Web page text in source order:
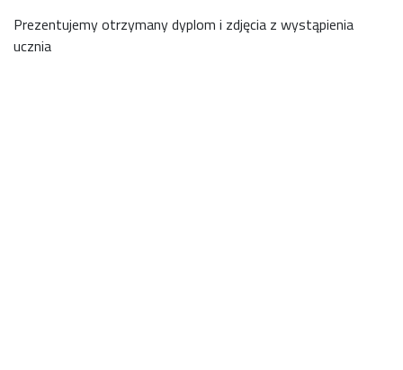
Prezentujemy otrzymany dyplom i zdjęcia z wystąpienia
ucznia